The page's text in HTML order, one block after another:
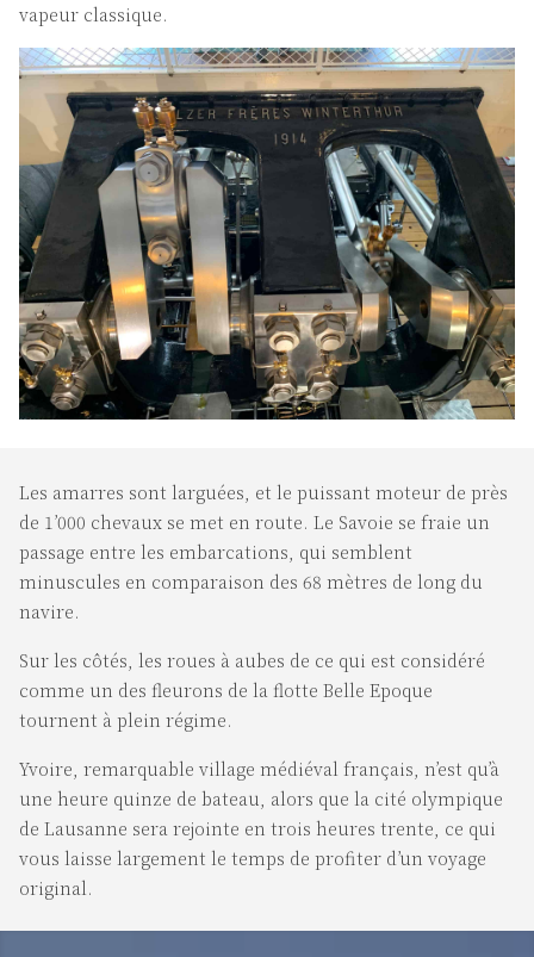
vapeur classique.
Les amarres sont larguées, et le puissant moteur de près
de 1’000 chevaux se met en route. Le Savoie se fraie un
passage entre les embarcations, qui semblent
minuscules en comparaison des 68 mètres de long du
navire.
Sur les côtés, les roues à aubes de ce qui est considéré
comme un des fleurons de la flotte Belle Epoque
tournent à plein régime.
Yvoire, remarquable village médiéval français, n’est qu’à
une heure quinze de bateau, alors que la cité olympique
de Lausanne sera rejointe en trois heures trente, ce qui
vous laisse largement le temps de profiter d’un voyage
original.